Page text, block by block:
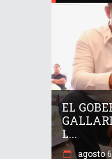
EL
L...
agosto